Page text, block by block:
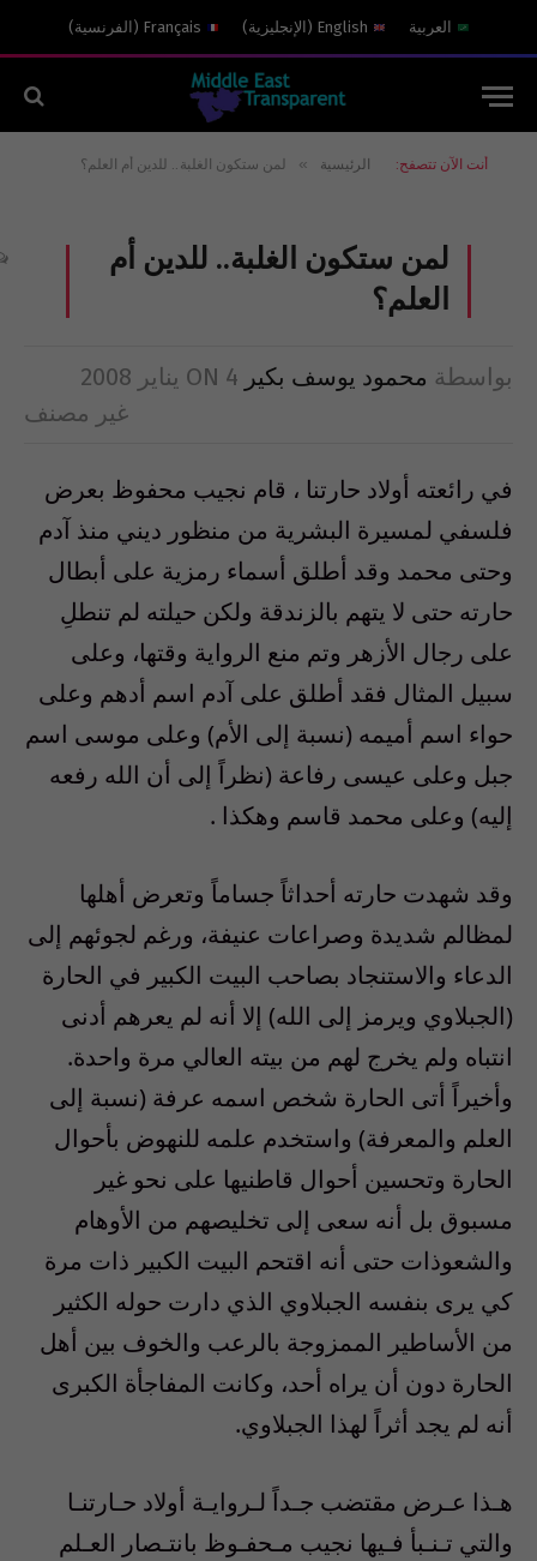
العربية English
( الإنجليزية)
Français
( الفرنسية)
أنت الآن تتصفح: الرئيسية » لمن ستكون الغلبة.. للدين أم العلم؟
لمن ستكون الغلبة.. للدين أم
العلم؟
بواسطة محمود يوسف بكير ON 4 يناير 2008
غير مصنف
في رائعته أولاد حارتنا ، قام نجيب محفوظ بعرض
فلسفي لمسيرة البشرية من منظور ديني منذ آدم
وحتى محمد وقد أطلق أسماء رمزية على أبطال
حارته حتى لا يتهم بالزندقة ولكن حيلته لم تنطلِ
على رجال الأزهر وتم منع الرواية وقتها، وعلى
سبيل المثال فقد أطلق على آدم اسم أدهم وعلى
حواء اسم أميمه (نسبة إلى الأم) وعلى موسى اسم
جبل وعلى عيسى رفاعة (نظراً إلى أن الله رفعه
إليه) وعلى محمد قاسم وهكذا .
وقد شهدت حارته أحداثاً جساماً وتعرض أهلها
لمظالم شديدة وصراعات عنيفة، ورغم لجوئهم إلى
الدعاء والاستنجاد بصاحب البيت الكبير في الحارة
(الجبلاوي ويرمز إلى الله) إلا أنه لم يعرهم أدنى
انتباه ولم يخرج لهم من بيته العالي مرة واحدة.
وأخيراً أتى الحارة شخص اسمه عرفة (نسبة إلى
العلم والمعرفة) واستخدم علمه للنهوض بأحوال
الحارة وتحسين أحوال قاطنيها على نحو غير
مسبوق بل أنه سعى إلى تخليصهم من الأوهام
والشعوذات حتى أنه اقتحم البيت الكبير ذات مرة
كي يرى بنفسه الجبلاوي الذي دارت حوله الكثير
من الأساطير الممزوجة بالرعب والخوف بين أهل
الحارة دون أن يراه أحد، وكانت المفاجأة الكبرى
أنه لم يجد أثراً لهذا الجبلاوي.
هـذا عـرض مقتضب جـداً لـروايـة أولاد حـارتنـا
والتي تـنـبأ فـيها نجيب مـحفـوظ بانتـصار العـلم